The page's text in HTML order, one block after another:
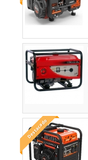
Destacado